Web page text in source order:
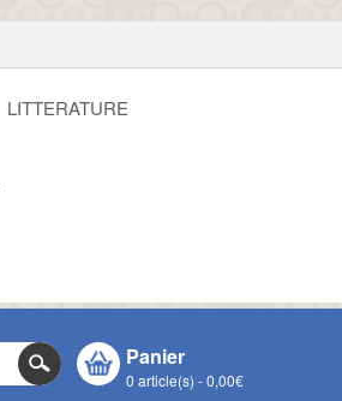
LITTERATURE
Panier
0 article(s) - 0,00€